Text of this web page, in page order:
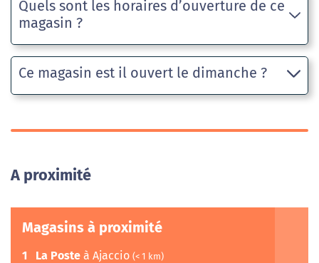
Quels sont les horaires d’ouverture de ce
magasin ?
Ce magasin est il ouvert le dimanche ?
A proximité
Magasins à proximité
1 La Poste à Ajaccio (< 1 km)